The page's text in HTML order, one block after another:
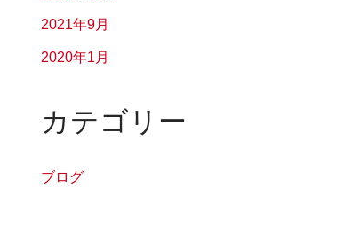
2021年9月
2020年1月
カテゴリー
ブログ